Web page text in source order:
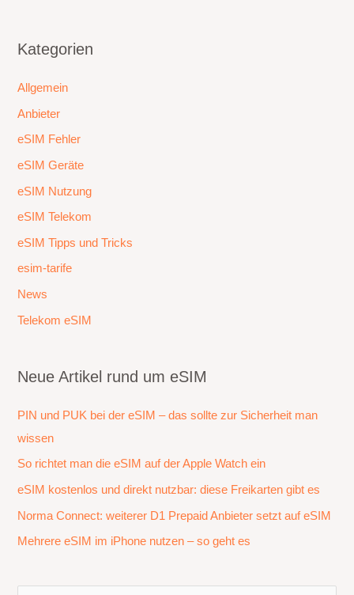
Kategorien
Allgemein
Anbieter
eSIM Fehler
eSIM Geräte
eSIM Nutzung
eSIM Telekom
eSIM Tipps und Tricks
esim-tarife
News
Telekom eSIM
Neue Artikel rund um eSIM
PIN und PUK bei der eSIM – das sollte zur Sicherheit man
wissen
So richtet man die eSIM auf der Apple Watch ein
eSIM kostenlos und direkt nutzbar: diese Freikarten gibt es
Norma Connect: weiterer D1 Prepaid Anbieter setzt auf eSIM
Mehrere eSIM im iPhone nutzen – so geht es